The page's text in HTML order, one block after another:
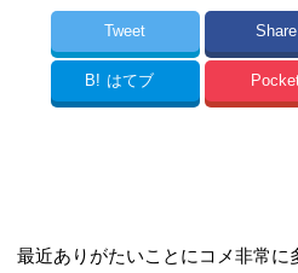
Tweet Share
B! はてブ
最近ありがたいことにコメ非常に